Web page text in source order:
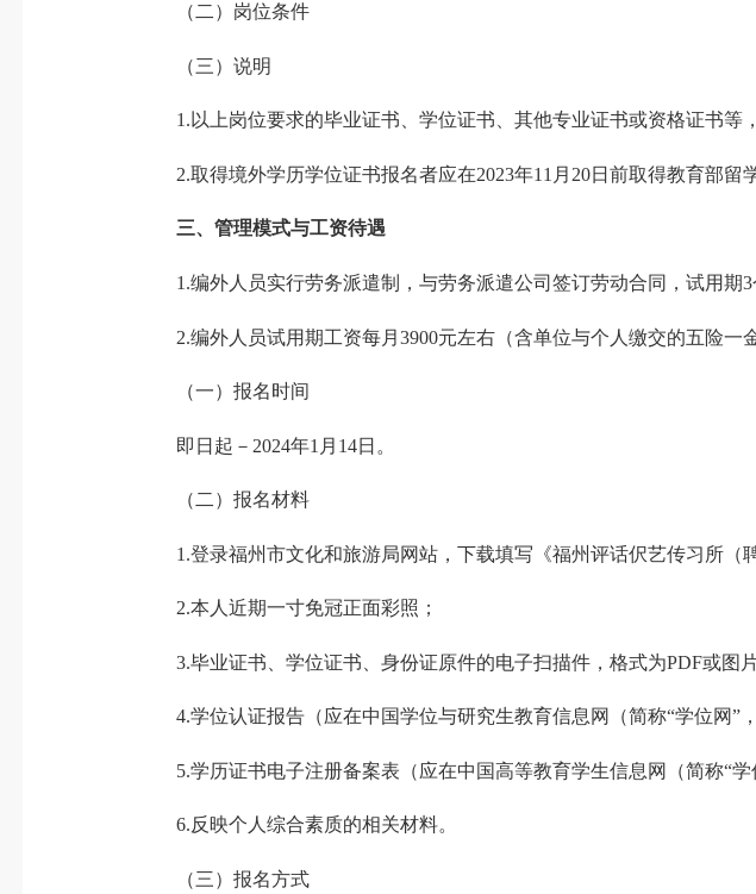
（二）岗位条件
（三）说明
1.以上岗位要求的毕业证书、学位证书、其他专业证书或资格证书等，
2.取得境外学历学位证书报名者应在2023年11月20日前取得教育部留
三、管理模式与工资待遇
1.编外人员实行劳务派遣制，与劳务派遣公司签订劳动合同，试用期3
2.编外人员试用期工资每月3900元左右（含单位与个人缴交的五险一
（一）报名时间
即日起－2024年1月14日。
（二）报名材料
1.登录福州市文化和旅游局网站，下载填写《福州评话伬艺传习所（
2.本人近期一寸免冠正面彩照；
3.毕业证书、学位证书、身份证原件的电子扫描件，格式为PDF或图
4.学位认证报告（应在中国学位与研究生教育信息网（简称“学位网”，
5.学历证书电子注册备案表（应在中国高等教育学生信息网（简称“学
6.反映个人综合素质的相关材料。
（三）报名方式